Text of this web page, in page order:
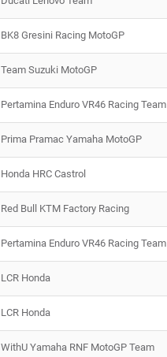
BK8 Gresini Racing MotoGP
Team Suzuki MotoGP
Pertamina Enduro VR46 Racing Team
Prima Pramac Yamaha MotoGP
Honda HRC Castrol
Red Bull KTM Factory Racing
Pertamina Enduro VR46 Racing Team
LCR Honda
LCR Honda
WithU Yamaha RNF MotoGP Team